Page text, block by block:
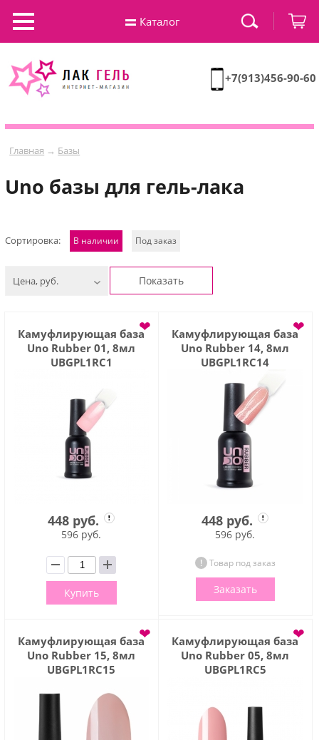
+7(913)456-90-60
Главная → Базы
Uno базы для гель-лака
Сортировка: В наличии Под заказ
Цена, руб. Показать
Камуфлирующая база
Uno Rubber 01, 8мл
UBGPL1RC1
❤
448 руб.
596 руб.
Купить
Камуфлирующая база
Uno Rubber 14, 8мл
UBGPL1RC14
❤
448 руб.
596 руб.
Товар под заказ
Заказать
Камуфлирующая база
Uno Rubber 15, 8мл
UBGPL1RC15
❤
Камуфлирующая база
Uno Rubber 05, 8мл
UBGPL1RC5
❤
Каталог